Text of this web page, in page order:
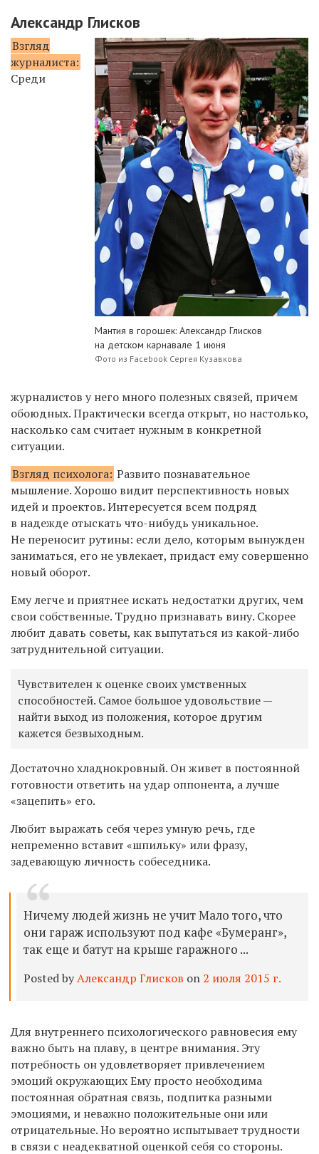
Александр Глисков
Мантия в горошек: Александр Глисков
на детском карнавале 1 июня
Фото из Facebook Сергея Кузавкова
Взгляд
журналиста:
Среди
журналистов у него много полезных связей, причем
обоюдных. Практически всегда открыт, но настолько,
насколько сам считает нужным в конкретной
ситуации.
Взгляд психолога: Развито познавательное
мышление. Хорошо видит перспективность новых
идей и проектов. Интересуется всем подряд
в надежде отыскать что-нибудь уникальное.
Не переносит рутины: если дело, которым вынужден
заниматься, его не увлекает, придаст ему совершенно
новый оборот.
Ему легче и приятнее искать недостатки других, чем
свои собственные. Трудно признавать вину. Скорее
любит давать советы, как выпутаться из какой-либо
затруднительной ситуации.
Чувствителен к оценке своих умственных
способностей. Самое большое удовольствие —
найти выход из положения, которое другим
кажется безвыходным.
Достаточно хладнокровный. Он живет в постоянной
готовности ответить на удар оппонента, а лучше
«зацепить» его.
Любит выражать себя через умную речь, где
непременно вставит «шпильку» или фразу,
задевающую личность собеседника.
Ничему людей жизнь не учит Мало того, что
они гараж используют под кафе «Бумеранг»,
так еще и батут на крыше гаражного ...
Posted byАлександр Глисков on 2 июля 2015 г.
Для внутреннего психологического равновесия ему
важно быть на плаву, в центре внимания. Эту
потребность он удовлетворяет привлечением
эмоций окружающих Ему просто необходима
постоянная обратная связь, подпитка разными
эмоциями, и неважно положительные они или
отрицательные. Но вероятно испытывает трудности
в связи с неадекватной оценкой себя со стороны.